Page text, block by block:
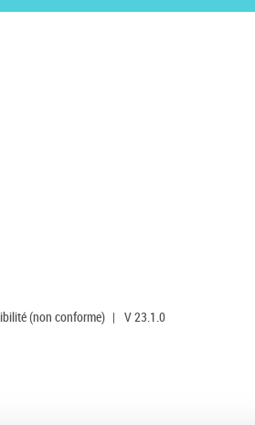
(non conforme) | V 23.1.0